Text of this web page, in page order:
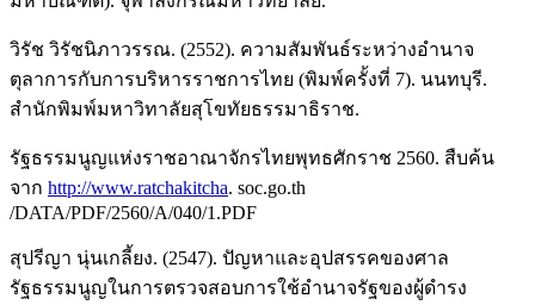
วิรัช วิรัชนิภาวรรณ. (2552). ความสัมพันธ์ระหว่างอำนาจ
ตุลาการกับการบริหารราชการไทย (พิมพ์ครั้งที่ 7). นนทบุรี.
สำนักพิมพ์มหาวิทาลัยสุโขทัยธรรมาธิราช.
รัฐธรรมนูญแห่งราชอาณาจักรไทยพุทธศักราช 2560. สืบค้น
จาก http://www.ratchakitcha. soc.go.th
/DATA/PDF/2560/A/040/1.PDF
สุปรีญา นุ่นเกลี้ยง. (2547). ปัญหาและอุปสรรคของศาล
รัฐธรรมนูญในการตรวจสอบการใช้อำนาจรัฐของผู้ดำรง